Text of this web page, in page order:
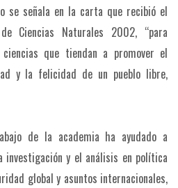
se señala en la carta que recibió el
Ciencias Naturales 2002, “para
que tiendan a promover el
y la felicidad de un pueblo libre,
de la academia ha ayudado a
y el análisis en política
global y asuntos internacionales,